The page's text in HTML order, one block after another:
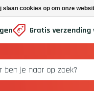
Gratis verzending
slaan cookies op om onze